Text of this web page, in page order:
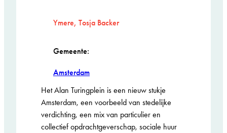
Ymere, Tosja Backer
Gemeente:
Amsterdam
Het Alan Turingplein is een nieuw stukje
Amsterdam, een voorbeeld van stedelijke
verdichting, een mix van particulier en
collectief opdrachtgeverschap, sociale huur